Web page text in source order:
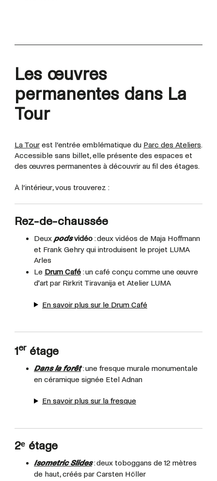
Les œuvres
permanentes dans La
Tour
La Tour est l’entrée emblématique du Parc des Ateliers
Accessible sans billet, elle présente des espaces et
des œuvres permanentes à découvrir au fil des étages.
À l’intérieur, vous trouverez :
Rez-de-chaussée
Deux podsvidéo : deux vidéos de Maja Hoffmann
et Frank Gehry qui introduisent le projet LUMA
Arles
Le Drum Café : un café conçu comme une œuvre
d'art par Rirkrit Tiravanija et Atelier LUMA
En savoir plus sur le Drum Café
1 erétage
Dans la forêt: une fresque murale monumentale
en céramique signée Etel Adnan
En savoir plus sur la fresque
2ᵉ étage
Isometric Slides: deux toboggans de 12 mètres
de haut, créés par Carsten Höller